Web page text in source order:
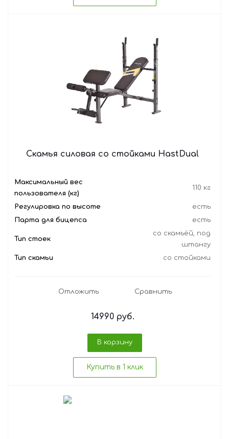
Скамья силовая со стойками HastDual
Максимальный вес
пользователя (кг)
110 кг
Регулировка по высоте
есть
Парта для бицепса
есть
Тип стоек
со скамьёй, под
штангу
Тип скамьи
со стойками
Отложить Сравнить
14990 руб.
В корзину
Купить в 1 клик